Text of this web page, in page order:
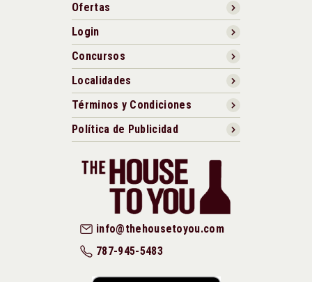
Ofertas
Login
Concursos
Localidades
Términos y Condiciones
Política de Publicidad
info@thehousetoyou.com
787-945-5483